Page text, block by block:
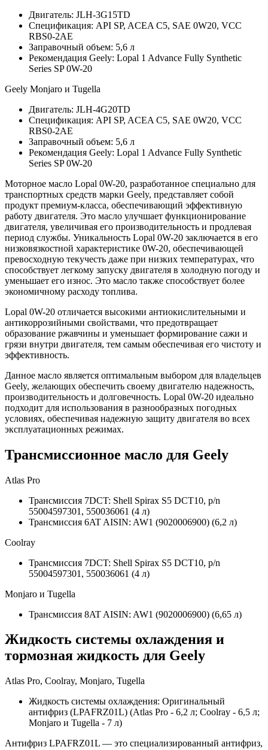
Двигатель: JLH-3G15TD
Спецификация: API SP, ACEA C5, SAE 0W20, VCC
RBS0-2AE
Заправочный объем: 5,6 л
Рекомендация Geely: Lopal 1 Advance Fully Synthetic
Series SP 0W-20
Geely Monjaro и Tugella
Двигатель: JLH-4G20TD
Спецификация: API SP, ACEA C5, SAE 0W20, VCC
RBS0-2AE
Заправочный объем: 5,6 л
Рекомендация Geely: Lopal 1 Advance Fully Synthetic
Series SP 0W-20
Моторное масло Lopal 0W-20, разработанное специально для
транспортных средств марки Geely, представляет собой
продукт премиум-класса, обеспечивающий эффективную
работу двигателя. Это масло улучшает функционирование
двигателя, увеличивая его производительность и продлевая
период службы. Уникальность Lopal 0W-20 заключается в его
низковязкостной характеристике 0W-20, обеспечивающей
превосходную текучесть даже при низких температурах, что
способствует легкому запуску двигателя в холодную погоду и
уменьшает его износ. Это масло также способствует более
экономичному расходу топлива.
Lopal 0W-20 отличается высокими антиокислительными и
антикоррозийными свойствами, что предотвращает
образование ржавчины и уменьшает формирование сажи и
грязи внутри двигателя, тем самым обеспечивая его чистоту и
эффективность.
Данное масло является оптимальным выбором для владельцев
Geely, желающих обеспечить своему двигателю надежность,
производительность и долговечность. Lopal 0W-20 идеально
подходит для использования в разнообразных погодных
условиях, обеспечивая надежную защиту двигателя во всех
эксплуатационных режимах.
Трансмиссионное масло для Geely
Atlas Pro
Трансмиссия 7DCT: Shell Spirax S5 DCT10, p/n
55004597301, 550036061 (4 л)
Трансмиссия 6AT AISIN: AW1 (9020006900) (6,2 л)
Coolray
Трансмиссия 7DCT: Shell Spirax S5 DCT10, p/n
55004597301, 550036061 (4 л)
Monjaro и Tugella
Трансмиссия 8AT AISIN: AW1 (9020006900) (6,65 л)
Жидкость системы охлаждения и
тормозная жидкость для Geely
Atlas Pro, Coolray, Monjaro, Tugella
Жидкость системы охлаждения: Оригинальный
антифриз (LPAFRZ01L) (Atlas Pro - 6,2 л; Coolray - 6,5 л;
Monjaro и Tugella - 7 л)
Антифриз LPAFRZ01L — это специализированный антифриз,